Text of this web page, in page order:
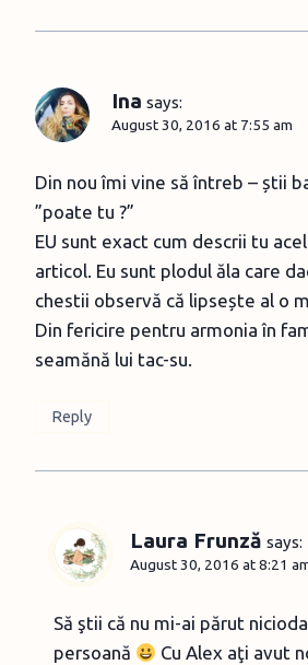
Ina says:
August 30, 2016 at 7:55 am
Din nou îmi vine să întreb – știi
”poate tu ?”
EU sunt exact cum descrii tu
articol. Eu sunt plodul ăla care
chestii observă că lipsește al o
Din fericire pentru armonia în
seamănă lui tac-su.
Reply
Laura Frunză says:
August 30, 2016 at 8:21
Să ştii că nu mi-ai părut
persoană
Cu Alex aţi avut